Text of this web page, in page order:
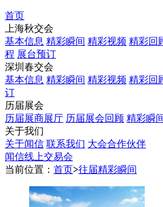
首页
上海秋交会
基本信息 精彩瞬间 精彩视频 精彩回
程 展台预订
深圳春交会
基本信息 精彩瞬间 精彩视频 精彩回
订
历届展会
历届展商展厅 历届展会回顾 精彩瞬
关于我们
关于闻信 联系我们 大会合作伙伴
闻信线上交易会
当前位置： 首页>往届精彩瞬间